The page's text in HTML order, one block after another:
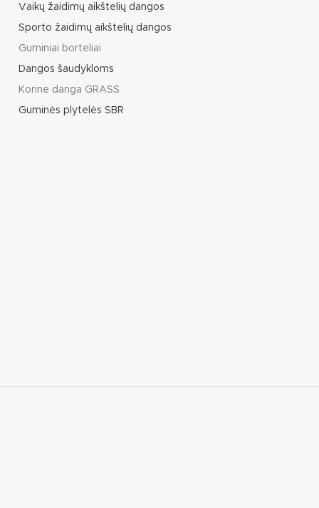
Vaikų žaidimų aikštelių dangos
Sporto žaidimų aikštelių dangos
Guminiai borteliai
Dangos šaudykloms
Korinė danga GRASS
Guminės plytelės SBR